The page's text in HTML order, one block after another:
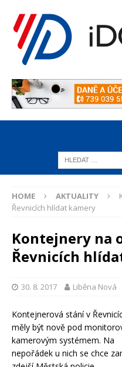
HOME AKTUALITY
Řevnicích hlídat kamery
Kontejnery na
Řevnicích
30. 8. 2017 Liběna Nová
Kontejnerová stání v
měly být nově pod
kamerovým systémem. Na
nepořádek u nich se chce